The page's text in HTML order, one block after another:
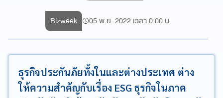
Bizweek 05 พ.ย. 2022 เวลา 0:00 น.
ธุรกิจประกันภัยทั้งในและต่างประเทศ ต่าง
ให้ความสำคัญกับเรื่อง ESG ธุรกิจในภาค